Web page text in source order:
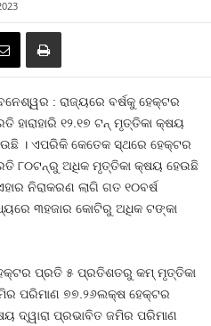
: ରାଜ୍ୟରେ ବର୍ଷକୁ ହେକ୍ଟର
ହାରାହାରି ୧୨.୧୭ ଟନ୍‍ ମୃତ୍ତିକା କ୍ଷୟ
। ଏପରିକି କେତେକ ସ୍ଥରେ ହେକ୍ଟର
୮୦ଟନ୍‍ରୁ ଅଧିକ ମୃତ୍ତିକା କ୍ଷୟ ହେଉଛି
ନିରାକରଣ ଲାଗି ଗତ ୧୦ବର୍ଷ
୩ହଜାର କୋଟିରୁ ଅଧିକ ଟଙ୍କା
ପ୍ରତି ୫ ପ୍ରତିଶତରୁ କମ୍‍ ମୃତ୍ତିକା
ପରିମାଣ ୭୭.୨୬ଲକ୍ଷ ହେକ୍ଟର
ଦ୍ୱାରା ପ୍ରଭାବିତ ଜମିର ପରିମାଣ